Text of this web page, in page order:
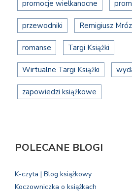
promocje wielkanocne
przewodniki Remigiusz Mróz
romanse Targi Książki
Wirtualne Targi Książki
zapowiedzi książkowe
POLECANE BLOGI
K-czyta | Blog książkowy
Koczowniczka o książkach